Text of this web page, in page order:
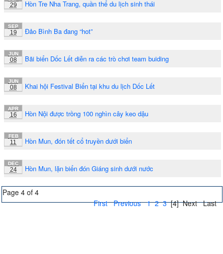
29 Hòn Tre Nha Trang, quần thể du lịch sinh thái
SEP
19 Đảo Bình Ba đang “hot”
JUN
08 Bãi biển Dốc Lết diễn ra các trò chơi team buiding
JUN
08 Khai hội Festival Biển tại khu du lịch Dốc Lết
APR
16 Hòn Nội được trồng 100 nghìn cây keo dậu
FEB
11 Hòn Mun, đón tết cổ truyền dưới biển
DEC
24 Hòn Mun, lặn biển đón Giáng sinh dưới nước
Page 4 of 4
First Previous 1 2 3 [4] Next Last